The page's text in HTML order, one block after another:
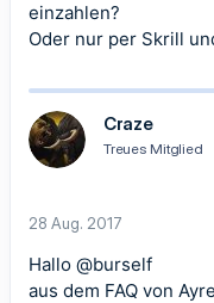
einzahlen?
Oder nur per Skrill
Craze
Treues Mitglied
28 Aug. 2017
Hallo @burself
aus dem FAQ von